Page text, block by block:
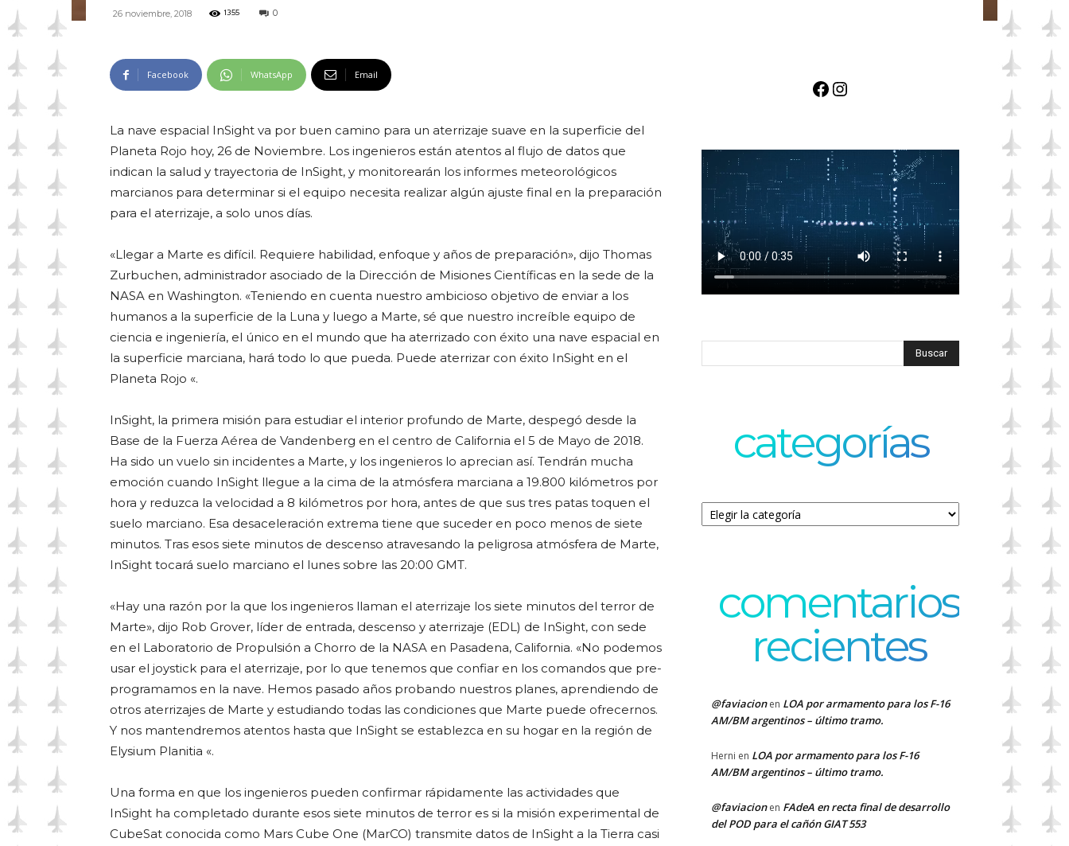
26 noviembre, 2018 1355 0
Facebook WhatsApp Email
La nave espacial InSight va por buen camino para un aterrizaje suave en la superficie del
Planeta Rojo hoy, 26 de Noviembre. Los ingenieros están atentos al flujo de datos que
indican la salud y trayectoria de InSight, y monitorearán los informes meteorológicos
marcianos para determinar si el equipo necesita realizar algún ajuste final en la preparación
para el aterrizaje, a solo unos días.
«Llegar a Marte es difícil. Requiere habilidad, enfoque y años de preparación», dijo Thomas
Zurbuchen, administrador asociado de la Dirección de Misiones Científicas en la sede de la
NASA en Washington. «Teniendo en cuenta nuestro ambicioso objetivo de enviar a los
humanos a la superficie de la Luna y luego a Marte, sé que nuestro increíble equipo de
ciencia e ingeniería, el único en el mundo que ha aterrizado con éxito una nave espacial en
la superficie marciana, hará todo lo que pueda. Puede aterrizar con éxito InSight en el
Planeta Rojo «.
InSight, la primera misión para estudiar el interior profundo de Marte, despegó desde la
Base de la Fuerza Aérea de Vandenberg en el centro de California el 5 de Mayo de 2018.
Ha sido un vuelo sin incidentes a Marte, y los ingenieros lo aprecian así. Tendrán mucha
emoción cuando InSight llegue a la cima de la atmósfera marciana a 19.800 kilómetros por
hora y reduzca la velocidad a 8 kilómetros por hora, antes de que sus tres patas toquen el
suelo marciano. Esa desaceleración extrema tiene que suceder en poco menos de siete
minutos. Tras esos siete minutos de descenso atravesando la peligrosa atmósfera de Marte,
InSight tocará suelo marciano el lunes sobre las 20:00 GMT.
«Hay una razón por la que los ingenieros llaman el aterrizaje los siete minutos del terror de
Marte», dijo Rob Grover, líder de entrada, descenso y aterrizaje (EDL) de InSight, con sede
en el Laboratorio de Propulsión a Chorro de la NASA en Pasadena, California. «No podemos
usar el joystick para el aterrizaje, por lo que tenemos que confiar en los comandos que pre-
programamos en la nave. Hemos pasado años probando nuestros planes, aprendiendo de
otros aterrizajes de Marte y estudiando todas las condiciones que Marte puede ofrecernos.
Y nos mantendremos atentos hasta que InSight se establezca en su hogar en la región de
Elysium Planitia «.
Una forma en que los ingenieros pueden confirmar rápidamente las actividades que
InSight ha completado durante esos siete minutos de terror es si la misión experimental de
CubeSat conocida como Mars Cube One (MarCO) transmite datos de InSight a la Tierra casi
Facebook
Instagram
categorías
Categorías
comentarios
recientes
@faviacionen LOA por armamento para los F-16
AM/BM argentinos – último tramo.
Herni en LOA por armamento para los F-16
AM/BM argentinos – último tramo.
@faviacionen FAdeA en recta final de desarrollo
del POD para el cañón GIAT 553